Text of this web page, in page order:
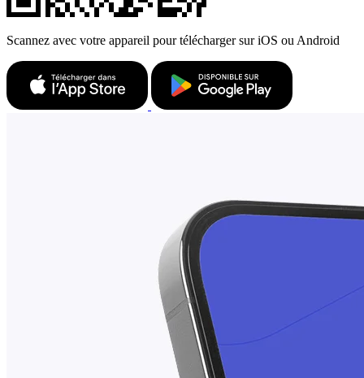
Scannez avec votre appareil pour télécharger sur iOS ou Android